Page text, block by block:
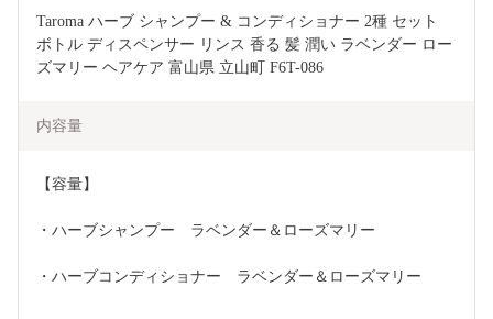
Taroma ハーブ シャンプー & コンディショナー 2種 セット
ボトル ディスペンサー リンス 香る 髪 潤い ラベンダー ロー
ズマリー ヘアケア 富山県 立山町 F6T-086
内容量
【容量】
・ハーブシャンプー　ラベンダー＆ローズマリー
・ハーブコンディショナー　ラベンダー＆ローズマリー